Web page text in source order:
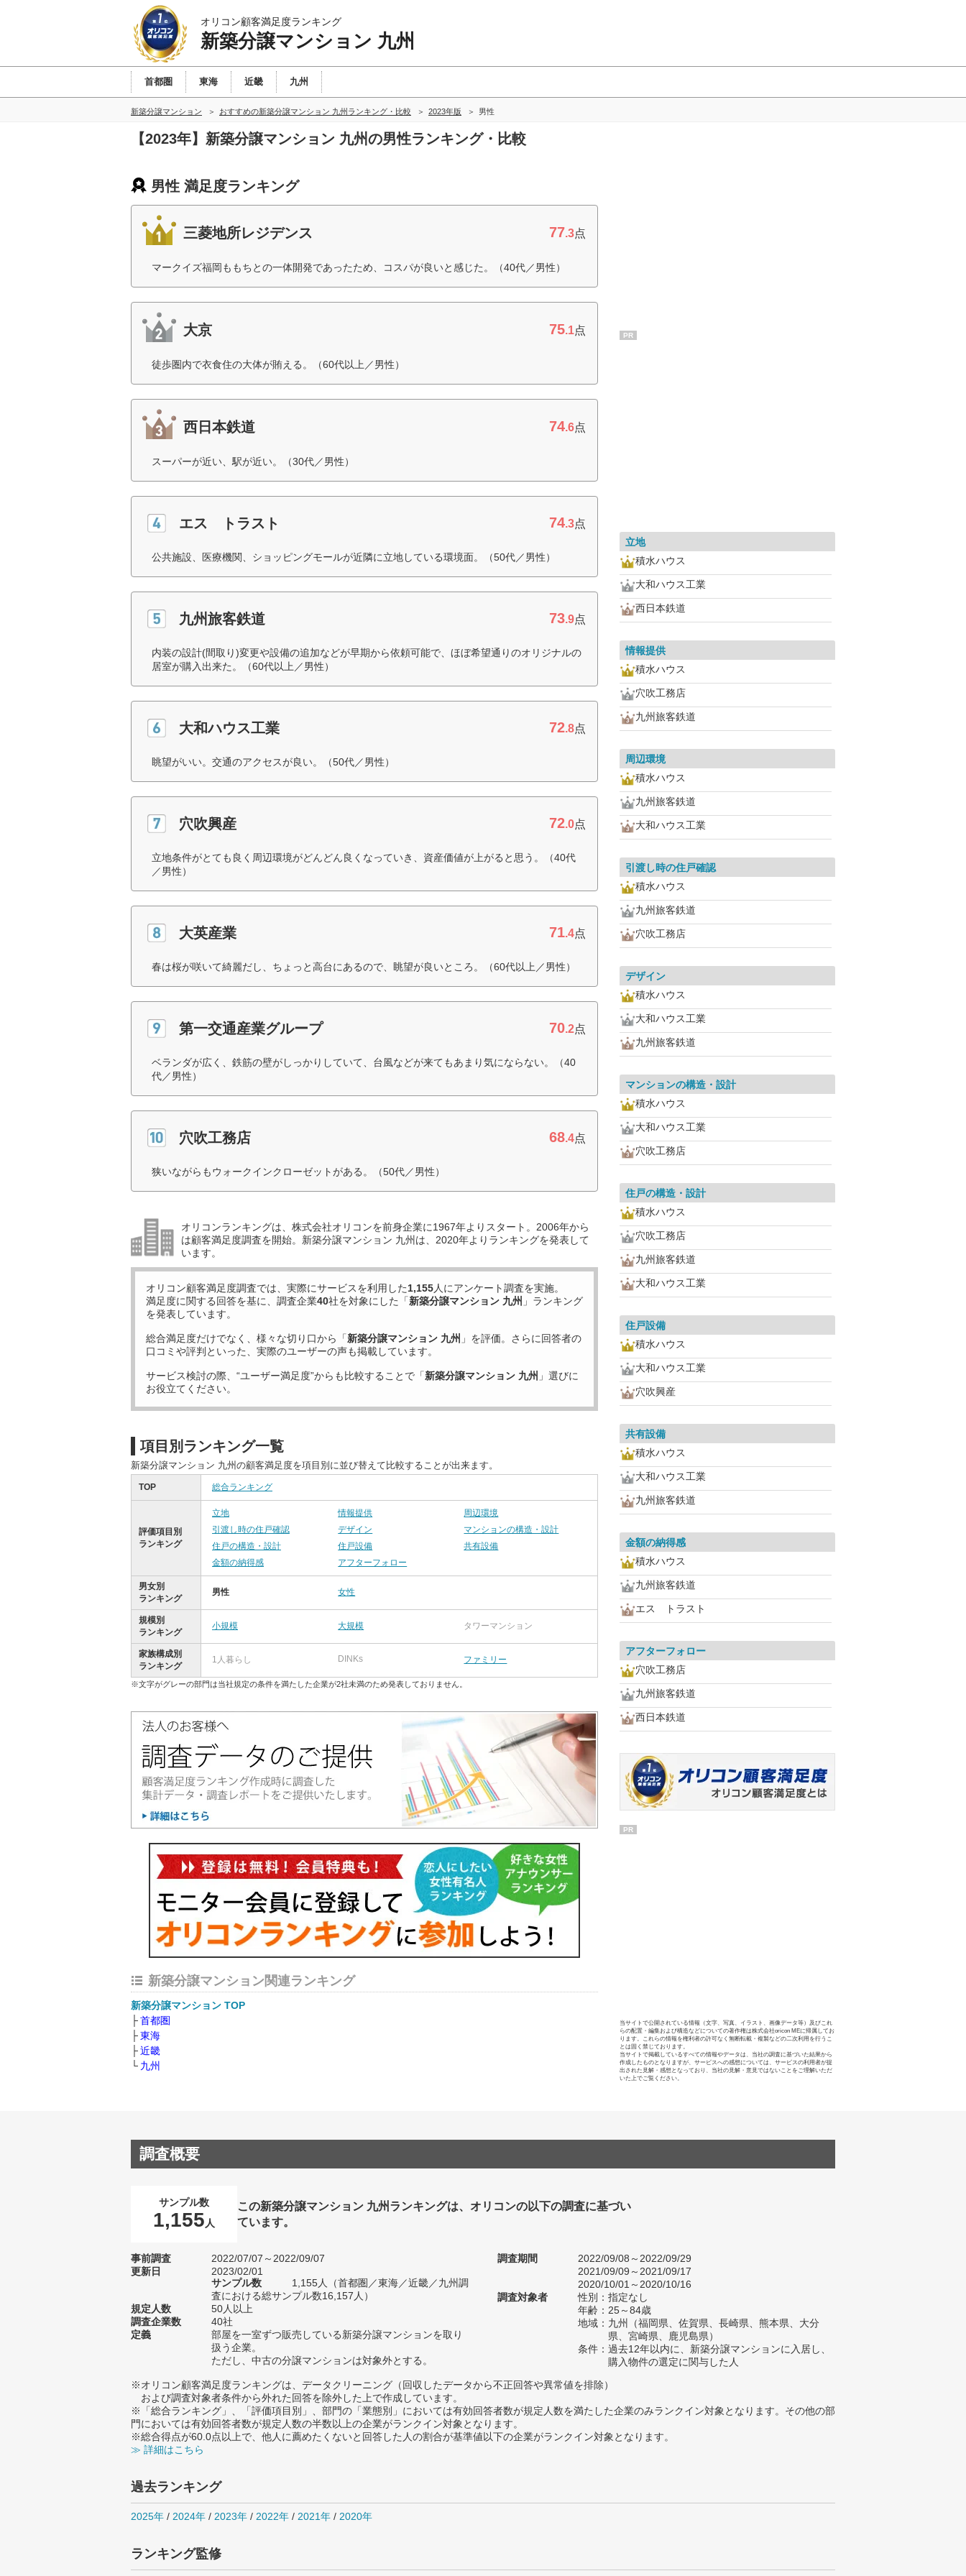
オリコン顧客満足度ランキング
新築分譲マンション 九州
首都圏 東海 近畿 九州
新築分譲マンション おすすめの新築分譲マンション 九州ランキング・比較 2023年版 男性
【2023年】新築分譲マンション 九州の男性ランキング・比較
男性 満足度ランキング
三菱地所レジデンス 77.3点
マークイズ福岡ももちとの一体開発であったため、コスパが良いと感じた。（40代／男性）
大京 75.1点
徒歩圏内で衣食住の大体が賄える。（60代以上／男性）
西日本鉄道 74.6点
スーパーが近い、駅が近い。（30代／男性）
エス トラスト 74.3点
公共施設、医療機関、ショッピングモールが近隣に立地している環境面。（50代／男性）
九州旅客鉄道 73.9点
内装の設計(間取り)変更や設備の追加などが早期から依頼可能で、ほぼ希望通りのオリジナルの
居室が購入出来た。（60代以上／男性）
大和ハウス工業 72.8点
眺望がいい。交通のアクセスが良い。（50代／男性）
穴吹興産 72.0点
立地条件がとても良く周辺環境がどんどん良くなっていき、資産価値が上がると思う。（40代
／男性）
大英産業 71.4点
春は桜が咲いて綺麗だし、ちょっと高台にあるので、眺望が良いところ。（60代以上／男性）
第一交通産業グループ 70.2点
ベランダが広く、鉄筋の壁がしっかりしていて、台風などが来てもあまり気にならない。（40
代／男性）
穴吹工務店 68.4点
狭いながらもウォークインクローゼットがある。（50代／男性）
オリコンランキングは、株式会社オリコンを前身企業に1967年よりスタート。2006年から
は顧客満足度調査を開始。新築分譲マンション 九州は、2020年よりランキングを発表して
います。
オリコン顧客満足度調査では、実際にサービスを利用した1,155人にアンケート調査を実施。
満足度に関する回答を基に、調査企業40社を対象にした「新築分譲マンション 九州 」ランキング
を発表しています。
総合満足度だけでなく、様々な切り口から「新築分譲マンション 九州 」を評価。さらに回答者の
口コミや評判といった、実際のユーザーの声も掲載しています。
サービス検討の際、“ユーザー満足度”からも比較することで「新築分譲マンション 九州 」選びに
お役立てください。
項目別ランキング一覧
新築分譲マンション 九州の顧客満足度を項目別に並び替えて比較することが出来ます。
TOP 総合ランキング
評価項目別
ランキング
立地 情報提供
周辺環境
引渡し時の住戸確認
デザイン
マンションの構造・設計
住戸の構造・設計
住戸設備
共有設備
金額の納得感
アフターフォロー
男女別
ランキング
男性 女性
規模別
ランキング
小規模 大規模 タワーマンション
家族構成別
ランキング
1人暮らし DINKs ファミリー
※文字がグレーの部門は当社規定の条件を満たした企業が2社未満のため発表しておりません。
新築分譲マンション関連ランキング
新築分譲マンション TOP
首都圏
東海
近畿
九州
PR
立地
積水ハウス
大和ハウス工業
西日本鉄道
情報提供
積水ハウス
穴吹工務店
九州旅客鉄道
周辺環境
積水ハウス
九州旅客鉄道
大和ハウス工業
引渡し時の住戸確認
積水ハウス
九州旅客鉄道
穴吹工務店
デザイン
積水ハウス
大和ハウス工業
九州旅客鉄道
マンションの構造・設計
積水ハウス
大和ハウス工業
穴吹工務店
住戸の構造・設計
積水ハウス
穴吹工務店
九州旅客鉄道
大和ハウス工業
住戸設備
積水ハウス
大和ハウス工業
穴吹興産
共有設備
積水ハウス
大和ハウス工業
九州旅客鉄道
金額の納得感
積水ハウス
九州旅客鉄道
エス トラスト
アフターフォロー
穴吹工務店
九州旅客鉄道
西日本鉄道
PR
当サイトで公開されている情報（文字、写真、イラスト、画像データ等）及びこれ
らの配置・編集および構造などについての著作権は株式会社oricon MEに帰属してお
ります。これらの情報を権利者の許可なく無断転載・複製などの二次利用を行うこ
とは固く禁じております。
当サイトで掲載しているすべての情報やデータは、当社の調査に基づいた結果から
作成したものとなりますが、サービスへの感想については、サービスの利用者が提
出された見解・感想となっており、当社の見解・意見ではないことをご理解いただ
いた上でご覧ください。
調査概要
サンプル数
1,155 人
この新築分譲マンション 九州ランキングは、オリコンの以下の調査に基づい
ています。
事前調査
2022/07/07～2022/09/07
更新日
2023/02/01
サンプル数
1,155人（首都圏／東海／近畿／九州調
査における総サンプル数16,157人）
規定人数
50人以上
調査企業数
40社
定義
部屋を一室ずつ販売している新築分譲マンションを取り
扱う企業。
ただし、中古の分譲マンションは対象外とする。
調査期間
2022/09/08～2022/09/29
2021/09/09～2021/09/17
2020/10/01～2020/10/16
調査対象者
性別：指定なし
年齢：25～84歳
地域：九州（福岡県、佐賀県、長崎県、熊本県、大分
県、宮崎県、鹿児島県）
条件：過去12年以内に、新築分譲マンションに入居し、
購入物件の選定に関与した人
※オリコン顧客満足度ランキングは、データクリーニング（回収したデータから不正回答や異常値を排除）
および調査対象者条件から外れた回答を除外した上で作成しています。
※「総合ランキング」、「評価項目別」、部門の「業態別」においては有効回答者数が規定人数を満たした企業のみランクイン対象となります。その他の部
門においては有効回答者数が規定人数の半数以上の企業がランクイン対象となります。
※総合得点が60.0点以上で、他人に薦めたくないと回答した人の割合が基準値以下の企業がランクイン対象となります。
≫ 詳細はこちら
過去ランキング
2025年 / 2024年 / 2023年 / 2022年 / 2021年 / 2020年
ランキング監修